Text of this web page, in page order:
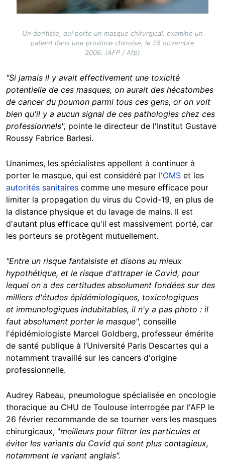
Un dentiste, qui porte un masque chirurgical, examine un
patient dans une province chinoise, le 25 novembre
2006. (AFP / Afp)
"Si jamais il y avait effectivement une toxicité
potentielle de ces masques, on aurait des hécatombes
de cancer du poumon parmi tous ces gens, or on voit
bien qu'il y a aucun signal de ces pathologies chez ces
professionnels", pointe le directeur de l'Institut Gustave
Roussy Fabrice Barlesi.
Unanimes, les spécialistes appellent à continuer à
porter le masque, qui est considéré par l'OMS et les
autorités sanitaires comme une mesure efficace pour
limiter la propagation du virus du Covid-19, en plus de
la distance physique et du lavage de mains. Il est
d'autant plus efficace qu'il est massivement porté, car
les porteurs se protègent mutuellement.
"Entre un risque fantaisiste et disons au mieux
hypothétique, et le risque d'attraper le Covid, pour
lequel on a des certitudes absolument fondées sur des
milliers d'études épidémiologiques, toxicologiques
et immunologiques indubitables, il n'y a pas photo : il
faut absolument porter le masque", conseille
l'épidémiologiste Marcel Goldberg, professeur émérite
de santé publique à l’Université Paris Descartes qui a
notamment travaillé sur les cancers d'origine
professionnelle.
Audrey Rabeau, pneumologue spécialisée en oncologie
thoracique au CHU de Toulouse interrogée par l'AFP le
26 février recommande de se tourner vers les masques
chirurgicaux, "meilleurs pour filtrer les particules et
éviter les variants du Covid qui sont plus contagieux,
notamment le variant anglais".